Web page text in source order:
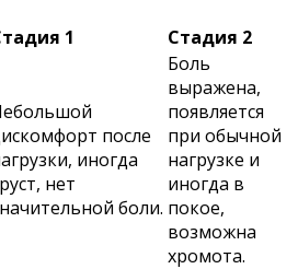
1 Стадия 2
после
иногда
нет
боли.
Боль
выражена,
появляется
при обычной
нагрузке и
иногда в
покое,
возможна
хромота.